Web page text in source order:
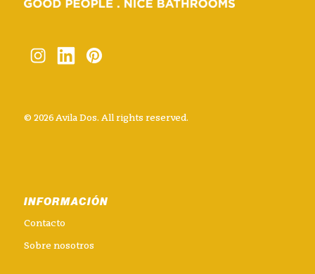
© 2026 Avila Dos. All rights reserved.
INFORMACIÓN
Contacto
Sobre nosotros